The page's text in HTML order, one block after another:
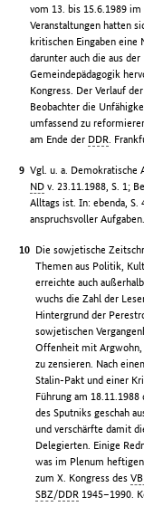
vom 13. bis 15.6.1989
Veranstaltungen hatten
kritischen Eingaben eine
darunter auch die aus
Gemeindepädagogik
Kongress. Der Verlauf
Beobachter die
umfassend zu
am Ende der DDR .
Vgl. u. a. Demokratische
ND v. 23.11.1988, S. 1;
Alltags ist. In: ebenda,
anspruchsvoller
Die sowjetische
Themen aus Politik,
erreichte auch
wuchs die Zahl der
Hintergrund der
sowjetischen
Offenheit mit Argwohn,
zu zensieren. Nach
Stalin-Pakt und einer
Führung am
des Sputniks geschah
und verschärfte damit
Delegierten. Einige
was im Plenum
zum X. Kongress des
SBZ/DDR 1945–1990.